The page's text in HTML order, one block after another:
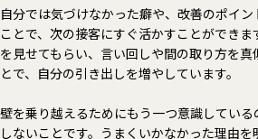
自分では気づけなかった癖や、改善のポイ
ことで、次の接客にすぐ活かすことができ
を見せてもらい、言い回しや間の取り方を
とで、自分の引き出しを増やしています。
壁を乗り越えるためにもう一つ意識してい
しないことです。うまくいかなかった理由